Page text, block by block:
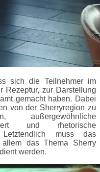
sich die Teilnehmer im
Rezeptur, zur Darstellung
gemacht haben. Dabei
von der Sherryregion zu
und rhetorische
Letztendlich muss das
das Thema Sherry
werden.